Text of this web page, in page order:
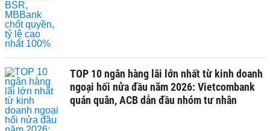
TOP 10 ngân hàng lãi lớn nhất từ kinh doanh
ngoại hối nửa đầu năm 2026: Vietcombank
quán quân, ACB dẫn đầu nhóm tư nhân